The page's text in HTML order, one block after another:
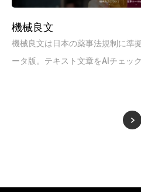
機械良文
機械良文は日本の薬事法規制に準
ータ版。テキスト文章をAIチェッ